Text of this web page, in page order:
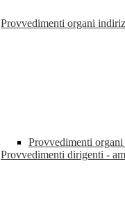
Provvedimenti organi
Provvedimenti
Provvedimenti dirigenti -